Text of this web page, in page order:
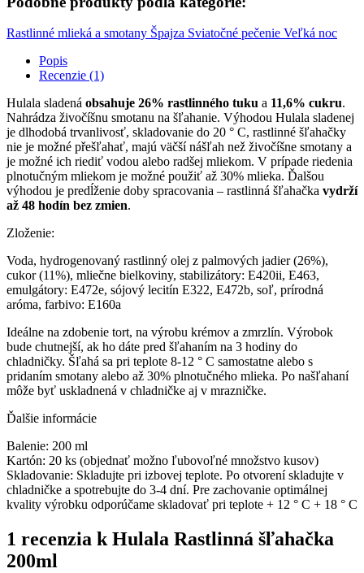
Rastlinné mlieká a smotany Špajza Sviatočné pečenie Veľká noc
Popis
Recenzie (1)
Hulala sladená obsahuje 26% rastlinného tuku a 11,6% cukru.
Nahrádza živočíšnu smotanu na šľahanie. Výhodou Hulala sladenej
je dlhodobá trvanlivosť, skladovanie do 20 ° C, rastlinné šľahačky
nie je možné přešľahať, majú väčší nášľah než živočíšne smotany a
je možné ich riediť vodou alebo radšej mliekom. V prípade riedenia
plnotučným mliekom je možné použiť až 30% mlieka. Ďalšou
výhodou je predĺženie doby spracovania – rastlinná šľahačka vydrží
až 48 hodín bez zmien.
Zloženie:
Voda, hydrogenovaný rastlinný olej z palmových jadier (26%),
cukor (11%), mliečne bielkoviny, stabilizátory: E420ii, E463,
emulgátory: E472e, sójový lecitín E322, E472b, soľ, prírodná
aróma, farbivo: E160a
Ideálne na zdobenie tort, na výrobu krémov a zmrzlín. Výrobok
bude chutnejší, ak ho dáte pred šľahaním na 3 hodiny do
chladničky. Šľahá sa pri teplote 8-12 ° C samostatne alebo s
pridaním smotany alebo až 30% plnotučného mlieka. Po našľahaní
môže byť uskladnená v chladničke aj v mrazničke.
Ďalšie informácie
Balenie: 200 ml
Kartón: 20 ks (objednať možno ľubovoľné množstvo kusov)
Skladovanie: Skladujte pri izbovej teplote. Po otvorení skladujte v
chladničke a spotrebujte do 3-4 dní. Pre zachovanie optimálnej
kvality výrobku odporúčame skladovať pri teplote + 12 ° C + 18 ° C
1 recenzia kHulala Rastlinná šľahačka
200ml